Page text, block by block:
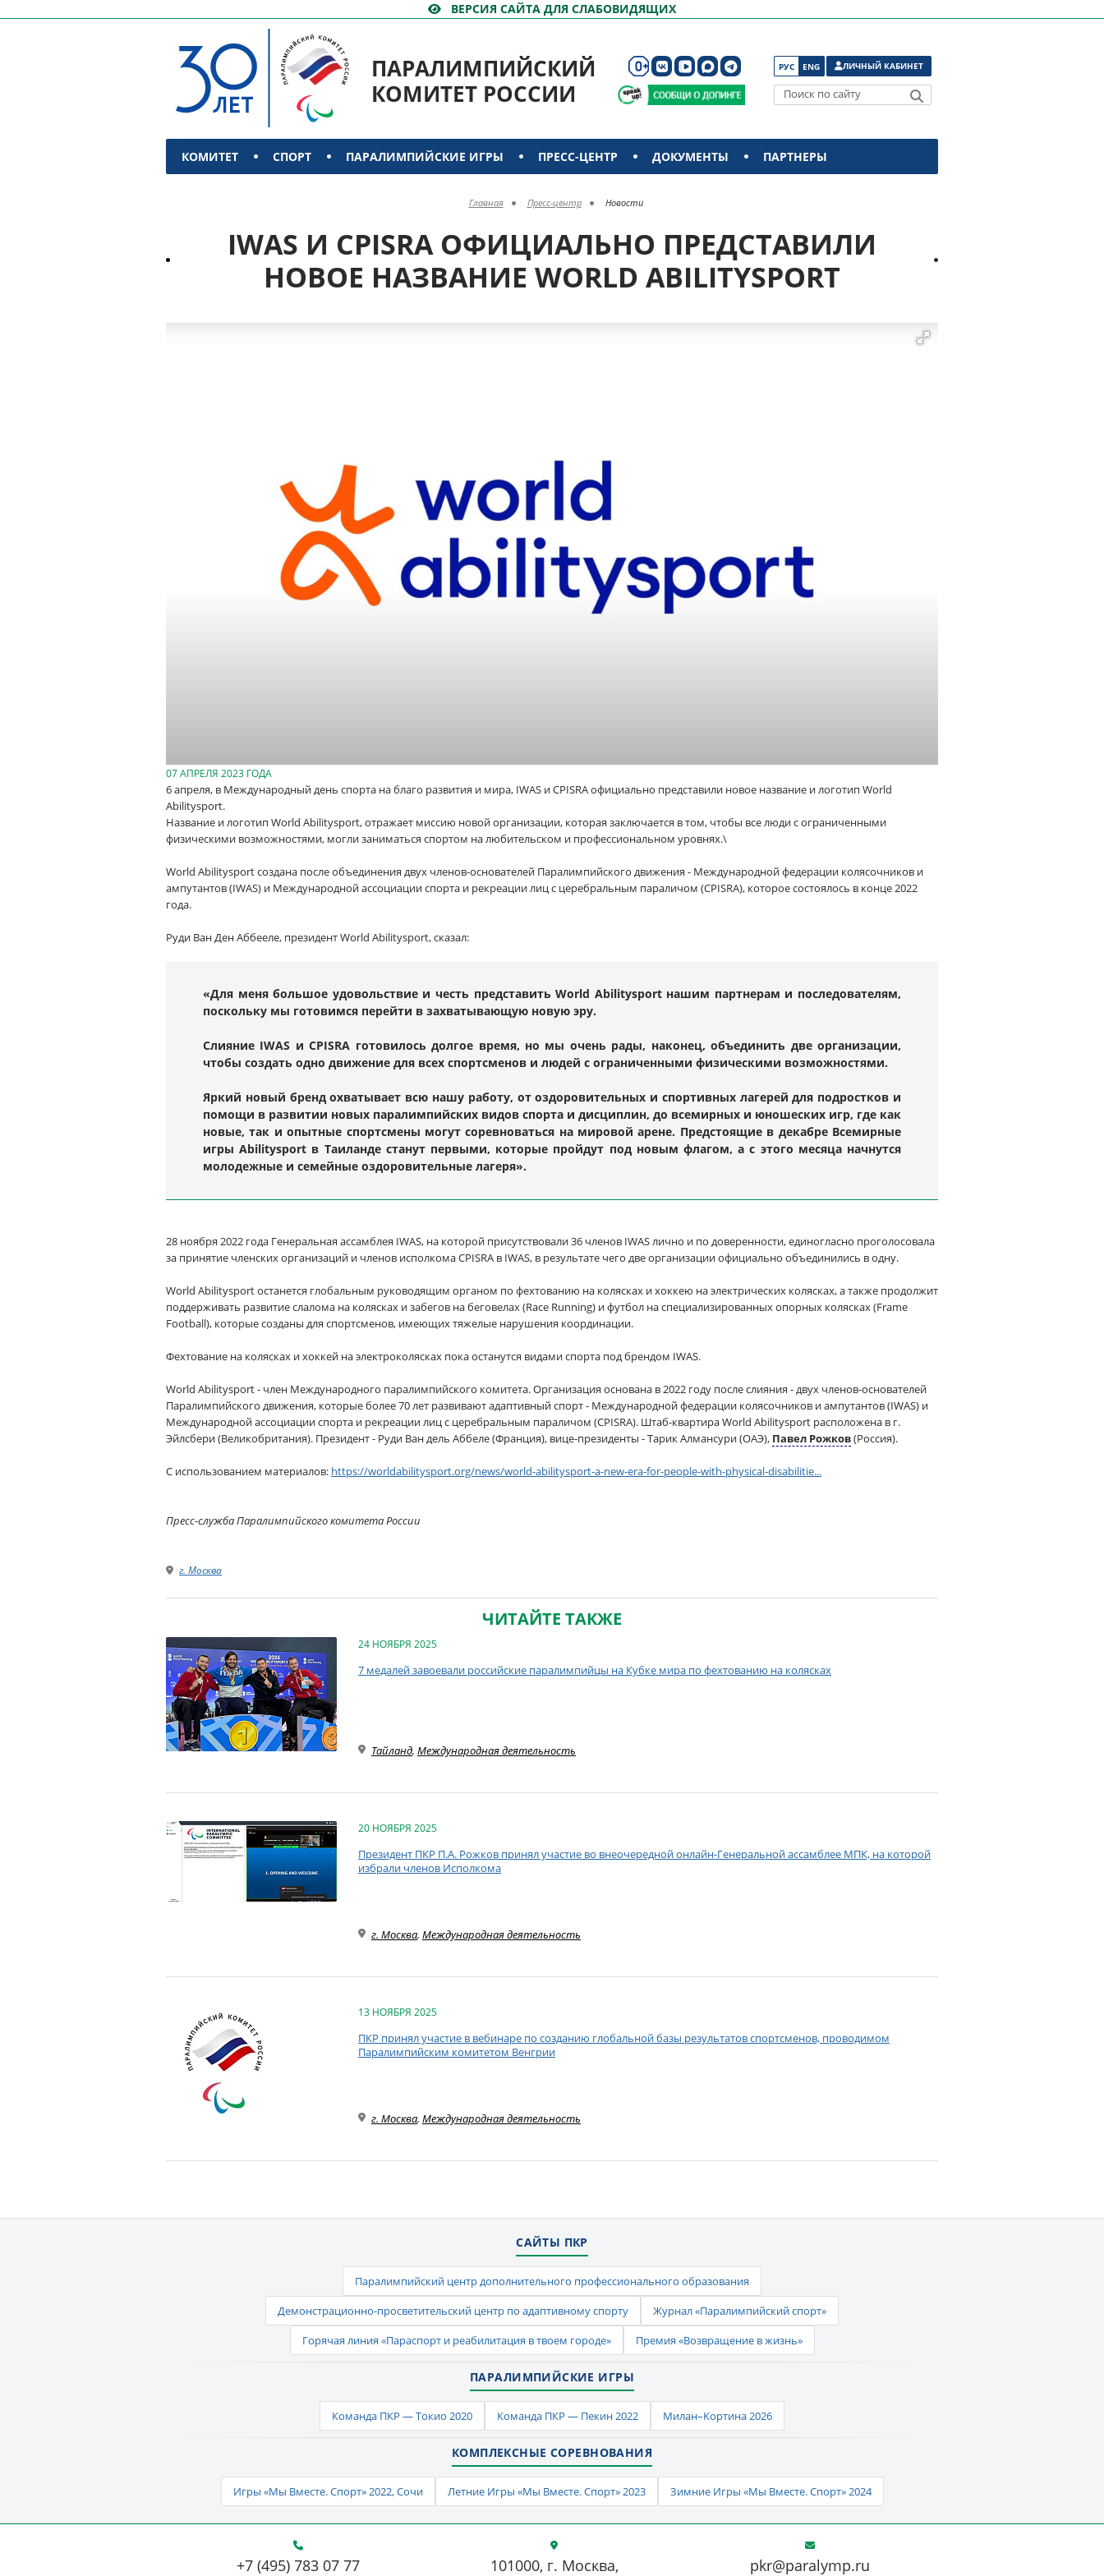
ВЕРСИЯ САЙТА ДЛЯ СЛАБОВИДЯЩИХ
ПАРАЛИМПИЙСКИЙ
КОМИТЕТ РОССИИ
РУС ENG ЛИЧНЫЙ КАБИНЕТ
Поиск по сайту
КОМИТЕТ СПОРТ ПАРАЛИМПИЙСКИЕ ИГРЫ ПРЕСС-ЦЕНТР ДОКУМЕНТЫ ПАРТНЕРЫ
Главная Пресс-центр Новости
IWAS И CPISRA ОФИЦИАЛЬНО ПРЕДСТАВИЛИ
НОВОЕ НАЗВАНИЕ WORLD ABILITYSPORT
07 АПРЕЛЯ 2023 ГОДА
6 апреля, в Международный день спорта на благо развития и мира, IWAS и CPISRA официально представили новое название и логотип World
Abilitysport.
Название и логотип World Abilitysport, отражает миссию новой организации, которая заключается в том, чтобы все люди с ограниченными
физическими возможностями, могли заниматься спортом на любительском и профессиональном уровнях.\
World Abilitysport создана после объединения двух членов-основателей Паралимпийского движения - Международной федерации колясочников и
ампутантов (IWAS) и Международной ассоциации спорта и рекреации лиц с церебральным параличом (CPISRA), которое состоялось в конце 2022
года.
Руди Ван Ден Аббееле, президент World Abilitysport, сказал:
«Для меня большое удовольствие и честь представить World Abilitysport нашим партнерам и последователям,
поскольку мы готовимся перейти в захватывающую новую эру.
Слияние IWAS и CPISRA готовилось долгое время, но мы очень рады, наконец, объединить две организации,
чтобы создать одно движение для всех спортсменов и людей с ограниченными физическими возможностями.
Яркий новый бренд охватывает всю нашу работу, от оздоровительных и спортивных лагерей для подростков и
помощи в развитии новых паралимпийских видов спорта и дисциплин, до всемирных и юношеских игр, где как
новые, так и опытные спортсмены могут соревноваться на мировой арене. Предстоящие в декабре Всемирные
игры Abilitysport в Таиланде станут первыми, которые пройдут под новым флагом, а с этого месяца начнутся
молодежные и семейные оздоровительные лагеря».
28 ноября 2022 года Генеральная ассамблея IWAS, на которой присутствовали 36 членов IWAS лично и по доверенности, единогласно проголосовала
за принятие членских организаций и членов исполкома CPISRA в IWAS, в результате чего две организации официально объединились в одну.
World Abilitysport останется глобальным руководящим органом по фехтованию на колясках и хоккею на электрических колясках, а также продолжит
поддерживать развитие слалома на колясках и забегов на беговелах (Race Running) и футбол на специализированных опорных колясках (Frame
Football), которые созданы для спортсменов, имеющих тяжелые нарушения координации.
Фехтование на колясках и хоккей на электроколясках пока останутся видами спорта под брендом IWAS.
World Abilitysport - член Международного паралимпийского комитета. Организация основана в 2022 году после слияния - двух членов-основателей
Паралимпийского движения, которые более 70 лет развивают адаптивный спорт - Международной федерации колясочников и ампутантов (IWAS) и
Международной ассоциации спорта и рекреации лиц с церебральным параличом (CPISRA). Штаб-квартира World Abilitysport расположена в г.
Эйлсбери (Великобритания). Президент - Руди Ван дель Аббеле (Франция), вице-президенты - Тарик Алмансури (ОАЭ), Павел Рожков(Россия).
С использованием материалов: https://worldabilitysport.org/news/world-abilitysport-a-new-era-for-people-with-physical-disabilitie...
Пресс-служба Паралимпийского комитета России
г. Москва
ЧИТАЙТЕ ТАКЖЕ
24 НОЯБРЯ 2025
7 медалей завоевали российские паралимпийцы на Кубке мира по фехтованию на колясках
Тайланд, Международная деятельность
20 НОЯБРЯ 2025
Президент ПКР П.А. Рожков принял участие во внеочередной онлайн-Генеральной ассамблее МПК, на которой
избрали членов Исполкома
г. Москва, Международная деятельность
13 НОЯБРЯ 2025
ПКР принял участие в вебинаре по созданию глобальной базы результатов спортсменов, проводимом
Паралимпийским комитетом Венгрии
г. Москва, Международная деятельность
САЙТЫ ПКР
Паралимпийский центр дополнительного профессионального образования
Демонстрационно-просветительский центр по адаптивному спорту
Журнал «Паралимпийский спорт»
Горячая линия «Параспорт и реабилитация в твоем городе»
Премия «Возвращение в жизнь»
ПАРАЛИМПИЙСКИЕ ИГРЫ
Команда ПКР — Токио 2020 Команда ПКР — Пекин 2022 Милан–Кортина 2026
КОМПЛЕКСНЫЕ СОРЕВНОВАНИЯ
Игры «Мы Вместе. Спорт» 2022, Сочи Летние Игры «Мы Вместе. Спорт» 2023 Зимние Игры «Мы Вместе. Спорт» 2024
+7 (495) 783 07 77 pkr@paralymp.ru
101000, г. Москва,